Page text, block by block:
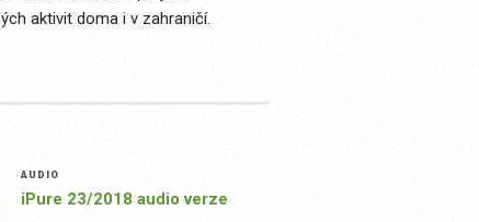
aktivit doma i v zahraničí.
AUDIO
iPure 23/2018 audio verze